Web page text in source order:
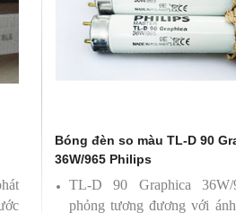
Bóng đèn so màu TL-D 90
36W/965 Philips
TL-D 90 Graphica
phỏng tương đương với